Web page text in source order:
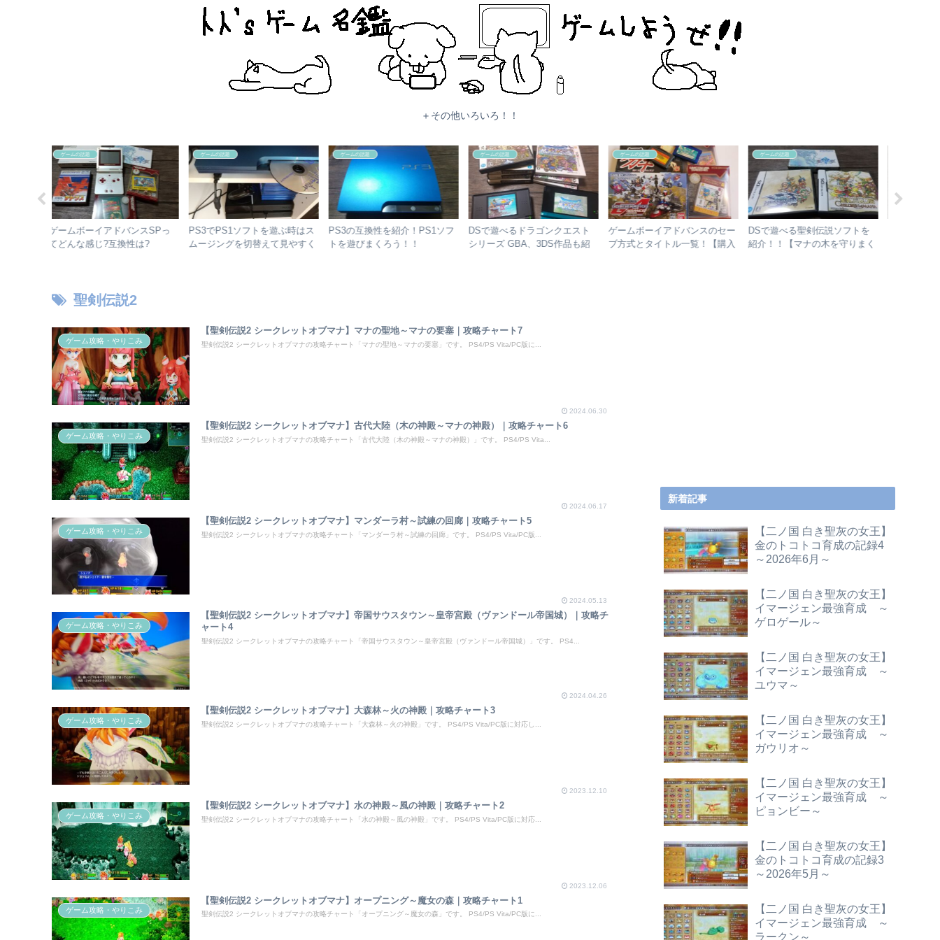
＋その他いろいろ！！
ゲームの話題
DSで遊べるドラゴンクエスト
シリーズ GBA、3DS作品も紹
ゲームの話題
ゲームボーイアドバンスのセー
ブ方式とタイトル一覧！【購入
ゲームの話題
DSで遊べる聖剣伝説ソフトを
紹介！！【マナの木を守りまく
ゲームの話題
DSで遊べるファイナルファン
タジーシリーズ GBA、3DS作
ゲームの話題
DSとGBAの名作を遊びまくれ
る名機！『ニンテンドーDS
ゲームの話題
DS・GBAなどが遊べる各ハー
ドの互換性、特徴を紹介！！
聖剣伝説2
ゲーム攻略・やりこみ
【聖剣伝説2 シークレットオブマナ】マナの聖地～マナの要塞｜攻略チャート7
聖剣伝説2 シークレットオブマナの攻略チャート「マナの聖地～マナの要塞」です。 PS4/PS Vita/PC版に...
2024.06.30
ゲーム攻略・やりこみ
【聖剣伝説2 シークレットオブマナ】古代大陸（木の神殿～マナの神殿）｜攻略チャート6
聖剣伝説2 シークレットオブマナの攻略チャート「古代大陸（木の神殿～マナの神殿）」です。 PS4/PS Vita...
2024.06.17
ゲーム攻略・やりこみ
【聖剣伝説2 シークレットオブマナ】マンダーラ村～試練の回廊｜攻略チャート5
聖剣伝説2 シークレットオブマナの攻略チャート「マンダーラ村～試練の回廊」です。 PS4/PS Vita/PC版...
2024.05.13
ゲーム攻略・やりこみ
【聖剣伝説2 シークレットオブマナ】帝国サウスタウン～皇帝宮殿（ヴァンドール帝国城）｜攻略チ
ャート4
聖剣伝説2 シークレットオブマナの攻略チャート「帝国サウスタウン～皇帝宮殿（ヴァンドール帝国城）」です。 PS4...
2024.04.26
ゲーム攻略・やりこみ
【聖剣伝説2 シークレットオブマナ】大森林～火の神殿｜攻略チャート3
聖剣伝説2 シークレットオブマナの攻略チャート「大森林～火の神殿」です。 PS4/PS Vita/PC版に対応し...
2023.12.10
ゲーム攻略・やりこみ
【聖剣伝説2 シークレットオブマナ】水の神殿～風の神殿｜攻略チャート2
聖剣伝説2 シークレットオブマナの攻略チャート「水の神殿～風の神殿」です。 PS4/PS Vita/PC版に対応...
2023.12.06
ゲーム攻略・やりこみ
【聖剣伝説2 シークレットオブマナ】オープニング～魔女の森｜攻略チャート1
聖剣伝説2 シークレットオブマナの攻略チャート「オープニング～魔女の森」です。 PS4/PS Vita/PC版に...
新着記事
【二ノ国 白き聖灰の女王】
金のトコトコ育成の記録4
～2026年6月～
【二ノ国 白き聖灰の女王】
イマージェン最強育成 ～
ゲロゲール～
【二ノ国 白き聖灰の女王】
イマージェン最強育成 ～
ユウマ～
【二ノ国 白き聖灰の女王】
イマージェン最強育成 ～
ガウリオ～
【二ノ国 白き聖灰の女王】
イマージェン最強育成 ～
ピョンビー～
【二ノ国 白き聖灰の女王】
金のトコトコ育成の記録3
～2026年5月～
【二ノ国 白き聖灰の女王】
イマージェン最強育成 ～
ラークン～